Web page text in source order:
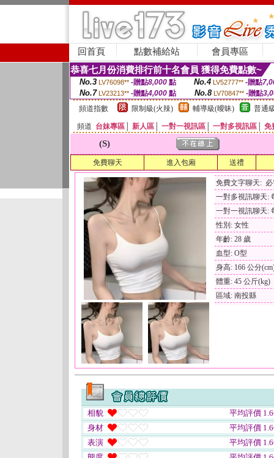
回首頁 點數補給站 會員專區
恭喜七月份消費排行前十名會員 獲得免費點數~
No.3 LV76098** -贈點8,000點 No.4 LV52777** -贈點
No.7 LV23213** -贈點4,000 點 No.8 LV70847** -贈點
頻道指數
限制級(火辣) 輔導級(曖昧) 普通
頻道 台妹專區 新人區 一對一視訊區 一對多視訊區 免
(S)
免費聊天 進入包廂 送禮
免費文字聊天:
一對多視訊聊天:
一對一視訊聊天:
性別: 女性
年齡: 28 歲
血型: O型
身高: 166 公分
體重: 45 公斤(kg)
區域: 南投縣
相貌
平均評價
身材
平均評價
表演
平均評價